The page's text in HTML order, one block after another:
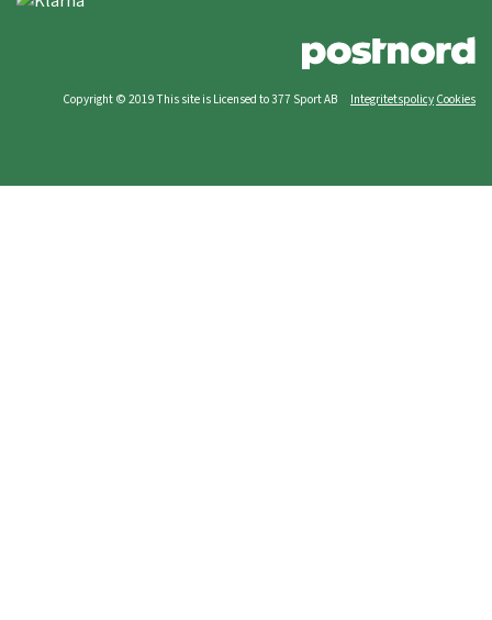
Copyright © 2019 This site is Licensed to 377 Sport AB Integritetspolicy Cookies